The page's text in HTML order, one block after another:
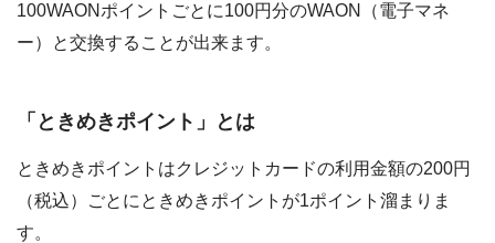
100WAONポイントごとに100円分のWAON（電子マネ
ー）と交換することが出来ます。
「ときめきポイント」とは
ときめきポイントはクレジットカードの利用金額の200円
（税込）ごとにときめきポイントが1ポイント溜まりま
す。